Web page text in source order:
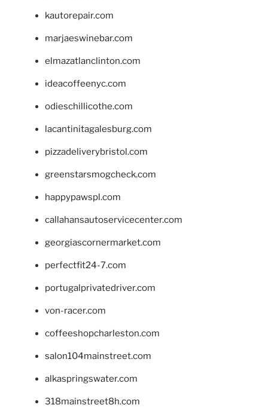
kautorepair.com
marjaeswinebar.com
elmazatlanclinton.com
ideacoffeenyc.com
odieschillicothe.com
lacantinitagalesburg.com
pizzadeliverybristol.com
greenstarsmogcheck.com
happypawspl.com
callahansautoservicecenter.com
georgiascornermarket.com
perfectfit24-7.com
portugalprivatedriver.com
von-racer.com
coffeeshopcharleston.com
salon104mainstreet.com
alkaspringswater.com
318mainstreet8h.com